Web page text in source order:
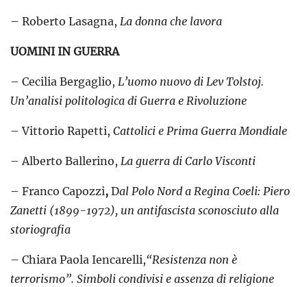
– Roberto Lasagna, La donna che lavora
UOMINI IN GUERRA
– Cecilia Bergaglio, L’uomo nuovo di Lev Tolstoj.
Un’analisi politologica di Guerra e Rivoluzione
– Vittorio Rapetti, Cattolici e Prima Guerra Mondiale
– Alberto Ballerino, La guerra di Carlo Visconti
– Franco Capozzi, Dal Polo Nord a Regina Coeli: Piero
Zanetti (1899-1972), un antifascista sconosciuto alla
storiografia
– Chiara Paola Iencarelli,“Resistenza non è
terrorismo”. Simboli condivisi e assenza di religione